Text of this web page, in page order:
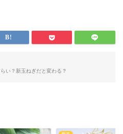
い？新玉ねぎだと変わる？